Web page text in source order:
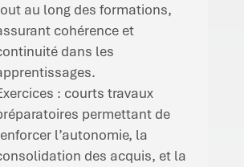
au long des formations,
cohérence et
dans les
: courts travaux
permettant de
l’autonomie, la
des acquis, et la